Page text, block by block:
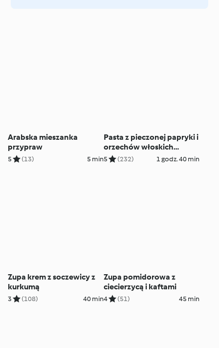
Arabska mieszanka
przypraw
5 (13) 5 min
Pasta z pieczonej papryki i
orzechów włoskich
(Muhammara)
5 (232) 1 godz. 40 min
Zupa krem z soczewicy z
kurkumą
3 (108) 40 min
Zupa pomidorowa z
ciecierzycą i kaftami
4 (51) 45 min